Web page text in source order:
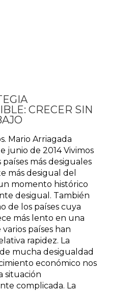
CRECER SIN
Mario Arriagada
junio de 2014 Vivimos
más desiguales
más desigual del
momento histórico
desigual. También
de los países cuya
más lento en una
países han
rapidez. La
mucha desigualdad
económico nos
situación
complicada. La